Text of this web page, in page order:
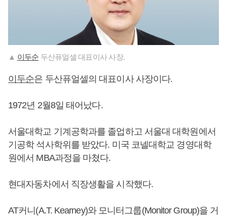
▲ 이두순 두산퓨얼셀 대표이사 사장.
이두순은 두산퓨얼셀의 대표이사 사장이다.
1972년 2월8일 태어났다.
서울대학교 기계공학과를 졸업하고 서울대 대학원에서
기공학 석사학위를 받았다. 미국 코넬대학교 경영대학
원에서 MBA과정을 마쳤다.
현대자동차에서 직장생활을 시작했다.
AT커니(A.T. Kearney)와 모니터그룹(Monitor Group)을 거